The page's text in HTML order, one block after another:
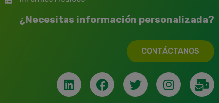
¿Necesitas información personalizada?
CONTÁCTANOS